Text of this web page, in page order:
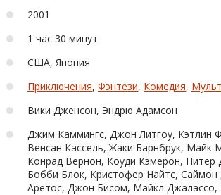
2001
1 час 30 минут
США, Япония
Приключения, Фэнтези, Комедия,
Вики Дженсон, Эндрю Адамсон
Джим Каммингс, Джон Литгоу, Кэтлин
Венсан Кассель, Жаки Барнбрук, Майк
Конрад Вернон, Коуди Кэмерон, Питер
Бобби Блок, Кристофер Найтс,
Аретос, Джон Бисом, Майкл Джалассо,